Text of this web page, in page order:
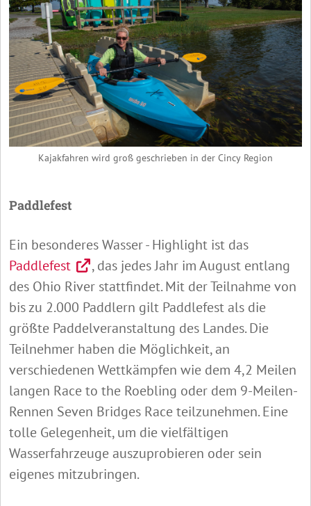
Kajakfahren wird groß geschrieben in der Cincy Region
Paddlefest
Ein besonderes Wasser - Highlight ist das
Paddlefest
, das jedes Jahr im August entlang
des Ohio River stattfindet. Mit der Teilnahme von
bis zu 2.000 Paddlern gilt Paddlefest als die
größte Paddelveranstaltung des Landes. Die
Teilnehmer haben die Möglichkeit, an
verschiedenen Wettkämpfen wie dem 4,2 Meilen
langen Race to the Roebling oder dem 9-Meilen-
Rennen Seven Bridges Race teilzunehmen. Eine
tolle Gelegenheit, um die vielfältigen
Wasserfahrzeuge auszuprobieren oder sein
eigenes mitzubringen.